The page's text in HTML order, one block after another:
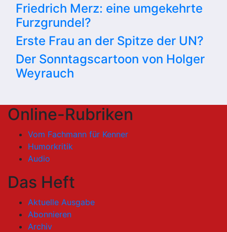
Friedrich Merz: eine umgekehrte
Furzgrundel?
Erste Frau an der Spitze der UN?
Der Sonntagscartoon von Holger
Weyrauch
Online-Rubriken
Vom Fachmann für Kenner
Humorkritik
Audio
Das Heft
Aktuelle Ausgabe
Abonnieren
Archiv